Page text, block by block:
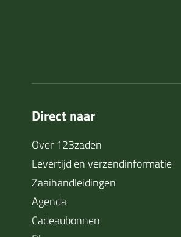
Direct naar
Over 123zaden
Levertijd en verzendinformatie
Zaaihandleidingen
Agenda
Cadeaubonnen